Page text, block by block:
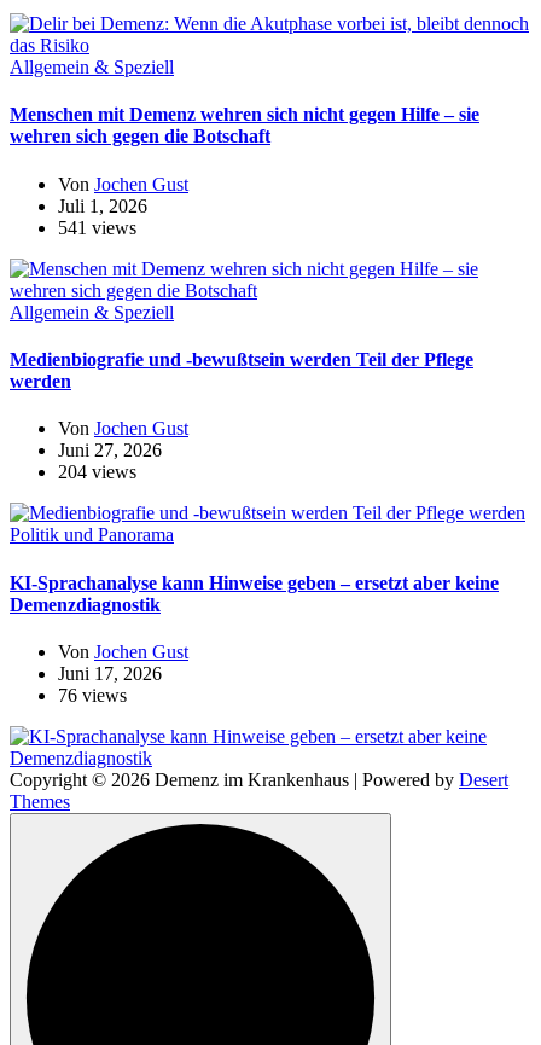
Allgemein & Speziell
Menschen mit Demenz wehren sich nicht gegen Hilfe – sie
wehren sich gegen die Botschaft
Von Jochen Gust
Juli 1, 2026
541 views
Allgemein & Speziell
Medienbiografie und -bewußtsein werden Teil der Pflege
werden
Von Jochen Gust
Juni 27, 2026
204 views
Politik und Panorama
KI-Sprachanalyse kann Hinweise geben – ersetzt aber keine
Demenzdiagnostik
Von Jochen Gust
Juni 17, 2026
76 views
Copyright © 2026 Demenz im Krankenhaus | Powered by Desert
Themes